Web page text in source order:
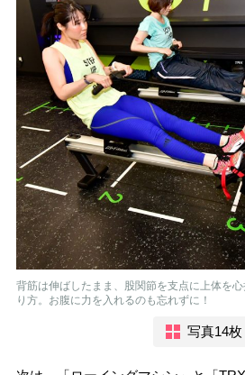
背筋は伸ばしたまま、股関節を支点に上体を
り方。お腹に力を入れるのも忘れずに！
写真14枚